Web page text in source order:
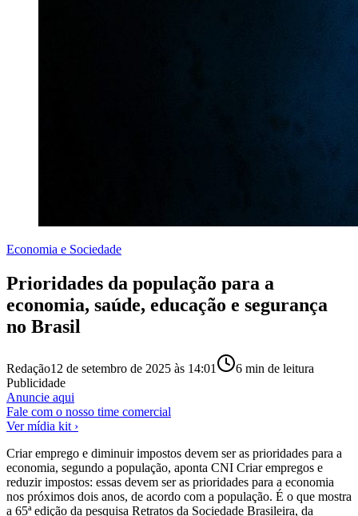
Economia e Sociedade
Prioridades da população para a
economia, saúde, educação e segurança
no Brasil
Redação12 de setembro de 2025 às 14:01 6 min de leitura
Publicidade
Anuncie aqui
Fale com o nosso time comercial
Ver mídia kit ›
Criar emprego e diminuir impostos devem ser as prioridades para a
economia, segundo a população, aponta CNI Criar empregos e
reduzir impostos: essas devem ser as prioridades para a economia
nos próximos dois anos, de acordo com a população. É o que mostra
a 65ª edição da pesquisa Retratos da Sociedade Brasileira, da